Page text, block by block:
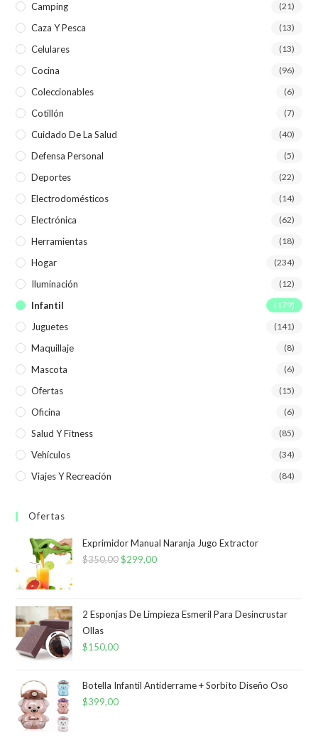
Camping (21)
Caza Y Pesca (13)
Celulares (13)
Cocina (96)
Coleccionables (6)
Cotillón (7)
Cuidado De La Salud (40)
Defensa Personal (5)
Deportes (22)
Electrodomésticos (14)
Electrónica (62)
Herramientas (18)
Hogar (234)
Iluminación (12)
Infantil (179)
Juguetes (141)
Maquillaje (8)
Mascota (6)
Ofertas (15)
Oficina (6)
Salud Y Fitness (85)
Vehículos (34)
Viajes Y Recreación (84)
Ofertas
Exprimidor Manual Naranja Jugo Extractor
$350,00El
era:
$299,00El
es:
2 Esponjas De Limpieza Esmeril Para Desincrustar
Ollas
$150,00
Botella Infantil Antiderrame + Sorbito Diseño Oso
$399,00